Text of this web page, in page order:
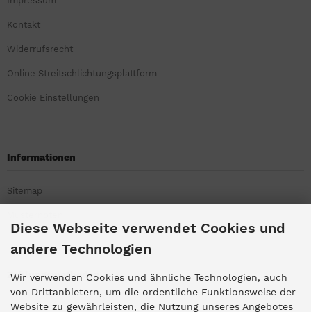
Kontakt
Widerrufsrecht
Online Streitschlichtungsplattform
Cookie Einstellungen
Informationen
Sitemap
Zahlungsmethoden
Diese Webseite verwendet Cookies und
andere Technologien
Wir verwenden Cookies und ähnliche Technologien, auch
von Drittanbietern, um die ordentliche Funktionsweise der
Website zu gewährleisten, die Nutzung unseres Angebotes